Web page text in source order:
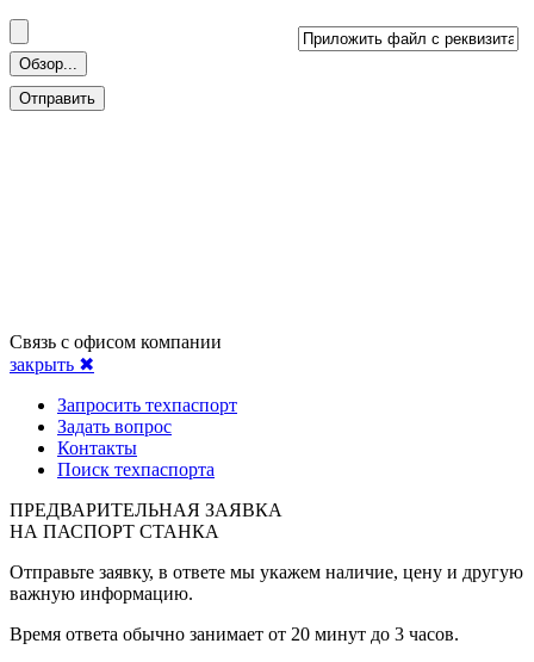
Связь с офисом компании
закрыть ✖
Запросить техпаспорт
Задать вопрос
Контакты
Поиск техпаспорта
ПРЕДВАРИТЕЛЬНАЯ ЗАЯВКА
НА ПАСПОРТ СТАНКА
Отправьте заявку, в ответе мы укажем наличие, цену и другую
важную информацию.
Время ответа обычно занимает от 20 минут до 3 часов.